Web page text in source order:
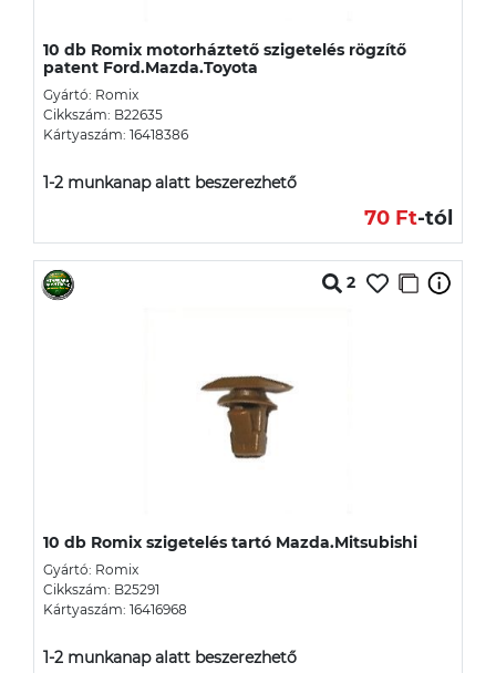
10 db Romix motorháztető szigetelés rögzítő
patent Ford.Mazda.Toyota
Gyártó: Romix
Cikkszám: B22635
Kártyaszám: 16418386
1-2 munkanap alatt beszerezhető
70 Ft-tól
2
10 db Romix szigetelés tartó Mazda.Mitsubishi
Gyártó: Romix
Cikkszám: B25291
Kártyaszám: 16416968
1-2 munkanap alatt beszerezhető